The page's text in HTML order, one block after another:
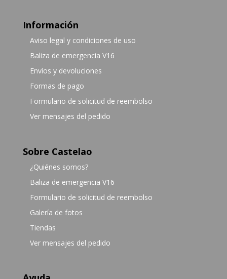
Información
Aviso legal y condiciones de uso
Baliza de emergencia V16
Envíos y devoluciones
Formas de pago
Formulario de solicitud de reembolso
Ver mensajes del pedido
Sobre Castelao
¿Quiénes somos?
Baliza de emergencia V16
Formulario de solicitud de reembolso
Galería de fotos
Tiendas
Ver mensajes del pedido